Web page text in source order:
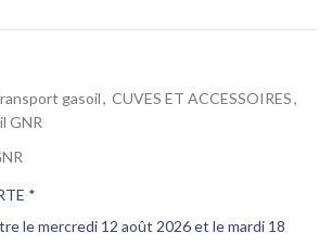
gasoil, CUVES ET ACCESSOIRES,
GNR
*
le mercredi 12 août 2026 et le mardi 18